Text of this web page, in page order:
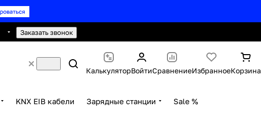
Заказать звонок
КалькуляторВойтиСравнениеИзбранноеКорзина
KNX EIB кабели Зарядные станции Sale %